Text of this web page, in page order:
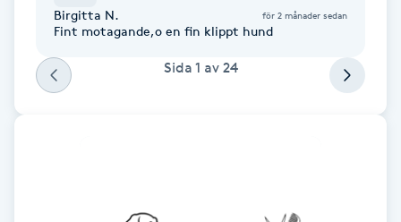
Fotmassage
Birgitta N. för 2 månader sedan
Fint motagande,o en fin klippt hund
Sida 1 av 24